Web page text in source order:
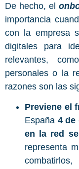
De hecho, el
importancia
con la empresa
digitales para
relevantes,
personales o la
razones son las
Previene el
España 4 de
en la red
representa